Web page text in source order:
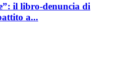
il libro-denuncia di
a...